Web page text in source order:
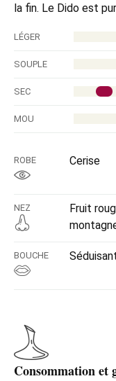
la fin. Le Dido est
LÉGER
SOUPLE
SEC
MOU
ROBE Cerise
NEZ
Fruit
BOUCHE
Consommation et